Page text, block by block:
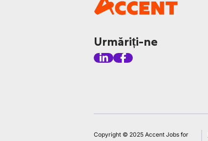
Urmăriți-ne
Copyright © 2025 Accent Jobs for